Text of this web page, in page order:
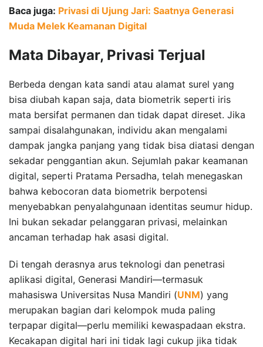
Baca juga: Privasi di Ujung Jari: Saatnya Generasi
Muda Melek Keamanan Digital
Mata Dibayar, Privasi Terjual
Berbeda dengan kata sandi atau alamat surel yang
bisa diubah kapan saja, data biometrik seperti iris
mata bersifat permanen dan tidak dapat direset. Jika
sampai disalahgunakan, individu akan mengalami
dampak jangka panjang yang tidak bisa diatasi dengan
sekadar penggantian akun. Sejumlah pakar keamanan
digital, seperti Pratama Persadha, telah menegaskan
bahwa kebocoran data biometrik berpotensi
menyebabkan penyalahgunaan identitas seumur hidup.
Ini bukan sekadar pelanggaran privasi, melainkan
ancaman terhadap hak asasi digital.
Di tengah derasnya arus teknologi dan penetrasi
aplikasi digital, Generasi Mandiri—termasuk
mahasiswa Universitas Nusa Mandiri (UNM) yang
merupakan bagian dari kelompok muda paling
terpapar digital—perlu memiliki kewaspadaan ekstra.
Kecakapan digital hari ini tidak lagi cukup jika tidak